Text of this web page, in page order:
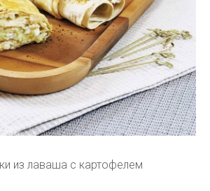
из лаваша с картофелем